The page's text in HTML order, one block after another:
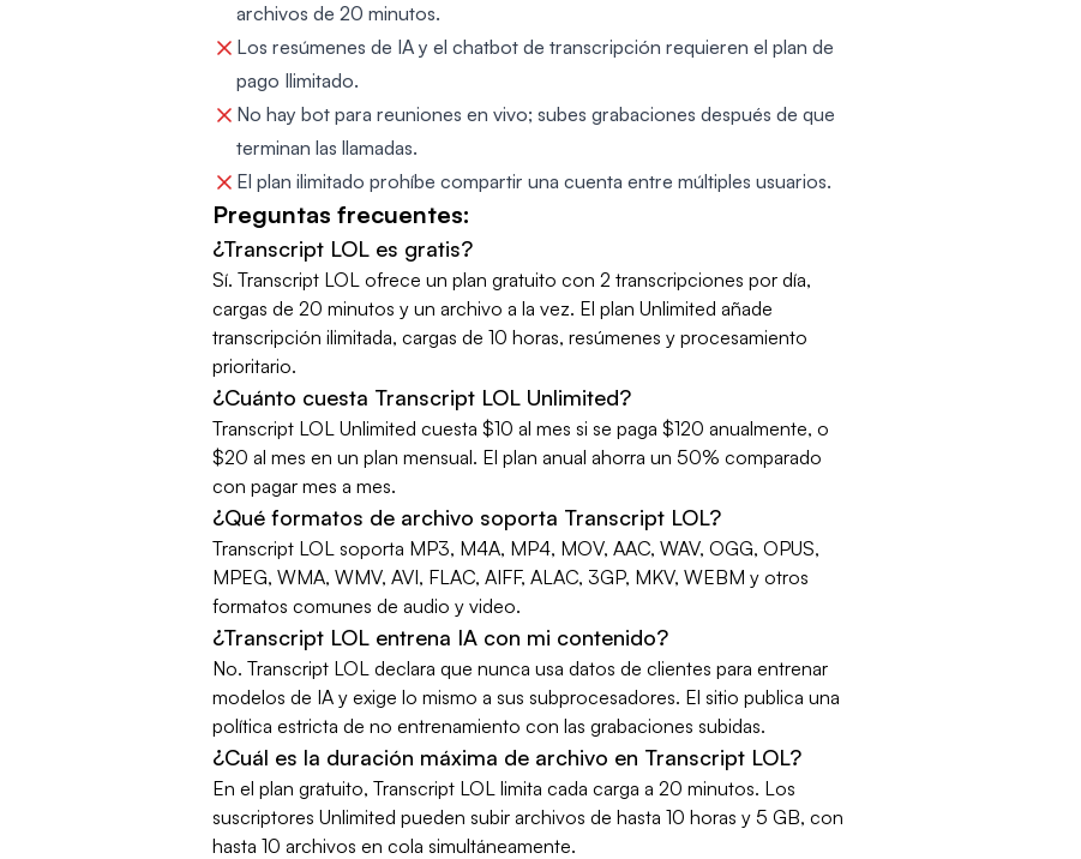
archivos de 20 minutos.
Los resúmenes de IA y el chatbot de transcripción requieren el plan de
pago Ilimitado.
No hay bot para reuniones en vivo; subes grabaciones después de que
terminan las llamadas.
El plan ilimitado prohíbe compartir una cuenta entre múltiples usuarios.
Preguntas frecuentes:
¿Transcript LOL es gratis?
Sí. Transcript LOL ofrece un plan gratuito con 2 transcripciones por día,
cargas de 20 minutos y un archivo a la vez. El plan Unlimited añade
transcripción ilimitada, cargas de 10 horas, resúmenes y procesamiento
prioritario.
¿Cuánto cuesta Transcript LOL Unlimited?
Transcript LOL Unlimited cuesta $10 al mes si se paga $120 anualmente, o
$20 al mes en un plan mensual. El plan anual ahorra un 50% comparado
con pagar mes a mes.
¿Qué formatos de archivo soporta Transcript LOL?
Transcript LOL soporta MP3, M4A, MP4, MOV, AAC, WAV, OGG, OPUS,
MPEG, WMA, WMV, AVI, FLAC, AIFF, ALAC, 3GP, MKV, WEBM y otros
formatos comunes de audio y video.
¿Transcript LOL entrena IA con mi contenido?
No. Transcript LOL declara que nunca usa datos de clientes para entrenar
modelos de IA y exige lo mismo a sus subprocesadores. El sitio publica una
política estricta de no entrenamiento con las grabaciones subidas.
¿Cuál es la duración máxima de archivo en Transcript LOL?
En el plan gratuito, Transcript LOL limita cada carga a 20 minutos. Los
suscriptores Unlimited pueden subir archivos de hasta 10 horas y 5 GB, con
hasta 10 archivos en cola simultáneamente.